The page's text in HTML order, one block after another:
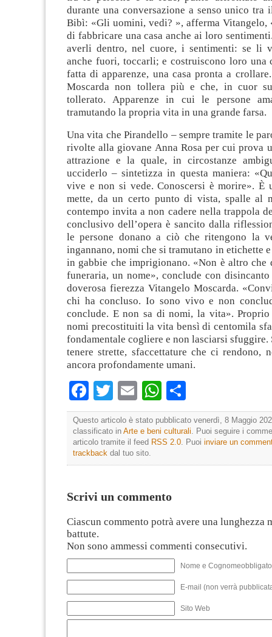
durante una conversazione a senso unico tra
Bibì: «Gli uomini, vedi? », afferma Vitangelo,
di fabbricare una casa anche ai loro
averli dentro, nel cuore, i sentimenti: se li
anche fuori, toccarli; e costruiscono loro una
fatta di apparenze, una casa pronta a
Moscarda non tollera più e che, in cuor
tollerato. Apparenze in cui le persone
tramutando la propria vita in una grande farsa.
Una vita che Pirandello – sempre tramite le
rivolte alla giovane Anna Rosa per cui prova
attrazione e la quale, in circostanze
ucciderlo – sintetizza in questa maniera:
vive e non si vede. Conoscersi è morire». È
mette, da un certo punto di vista, spalle al
contempo invita a non cadere nella trappola
conclusivo dell’opera è sancito dalla
le persone donano a ciò che ritengono la
ingannano, nomi che si tramutano in etichette
in gabbie che imprigionano. «Non è altro che
funeraria, un nome», conclude con
doverosa fierezza Vitangelo Moscarda.
chi ha concluso. Io sono vivo e non
conclude. E non sa di nomi, la vita».
nomi precostituiti la vita bensì di centomila
fondamentale cogliere e non lasciarsi sfuggire.
tenere strette, sfaccettature che ci rendono,
ancora profondamente umani.
Facebook
Twitter
EmailWhatsApp
Questo articolo è stato pubblicato venerdì, 8 Maggio
classificato in Arte e beni culturali . Puoi seguire i
articolo tramite il feed RSS 2.0 . Puoi inviare un
trackback dal tuo sito.
Scrivi un commento
Ciascun commento potrà avere una lunghezza
battute.
Non sono ammessi commenti consecutivi.
Nome e
E-mail (non verrà
Sito Web